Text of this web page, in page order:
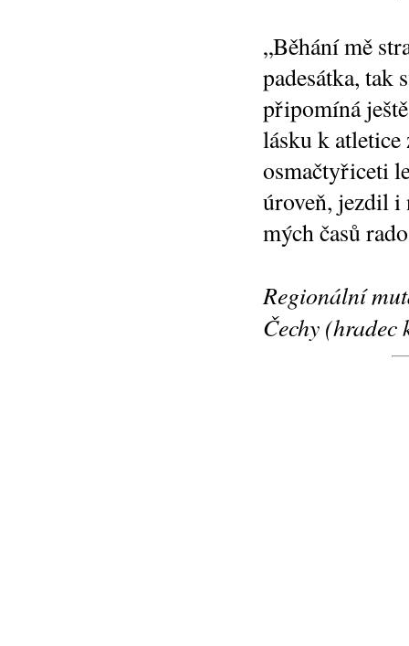
„Běhání mě
padesátka, tak
připomíná
lásku k atletice
osmačtyřiceti
úroveň, jezdil i
mých časů
Regionální
Čechy (hradec